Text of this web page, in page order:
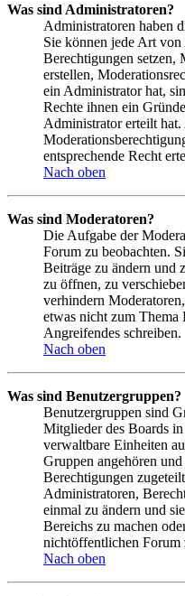
Was sind Administratoren?
Administratoren haben
Sie können jede Art
Berechtigungen setzen,
erstellen,
ein Administrator hat,
Rechte ihnen ein
Administrator erteilt
entsprechende Recht
Nach oben
Was sind Moderatoren?
Die Aufgabe der
Forum zu beobachten.
Beiträge zu ändern und
zu öffnen, zu
verhindern
etwas nicht zum Thema
Angreifendes schreiben.
Nach oben
Was sind Benutzergruppen?
Benutzergruppen sind
Mitglieder des Boards
verwaltbare Einheiten
Gruppen angehören
Berechtigungen
Administratoren,
einmal zu ändern und
Bereichs zu machen
nichtöffentlichen Forum
Nach oben